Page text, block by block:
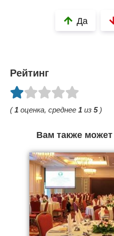
Да
Рейтинг
(1 оценка, среднее 1 из 5)
Вам также